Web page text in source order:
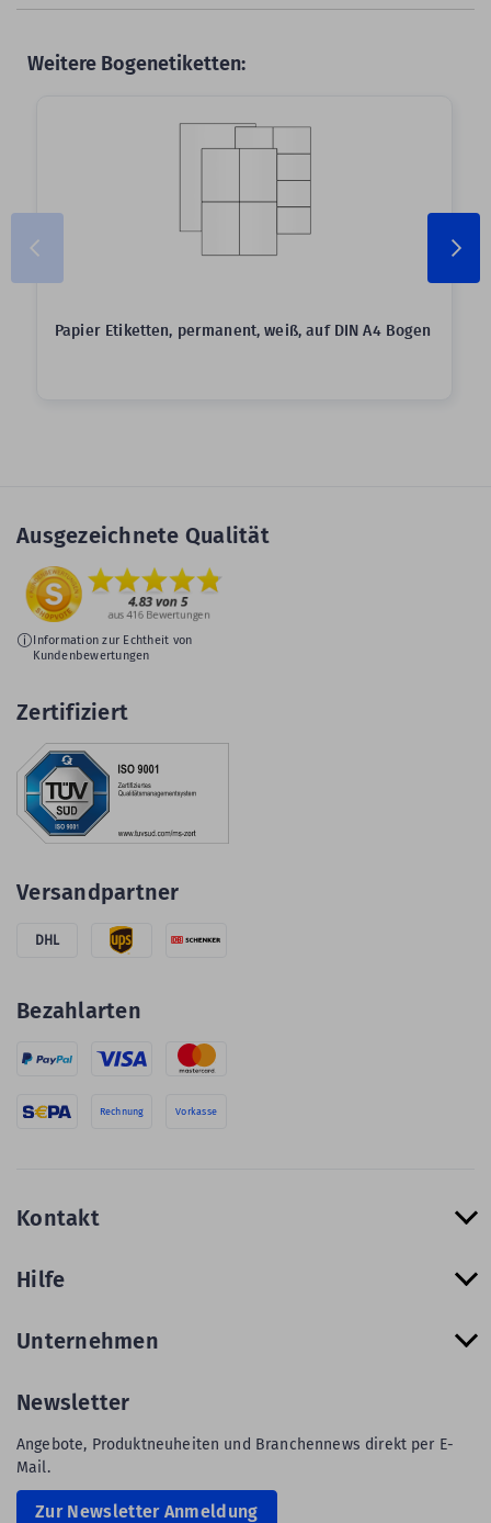
Weitere Bogenetiketten:
Papier Etiketten, permanent, weiß, auf DIN A4 Bogen
Ausgezeichnete Qualität
Information zur Echtheit von
Kundenbewertungen
Zertifiziert
Versandpartner
DHL
Bezahlarten
Rechnung Vorkasse
Kontakt
Hilfe
Unternehmen
Newsletter
Angebote, Produktneuheiten und Branchennews direkt per E-
Mail.
Zur Newsletter Anmeldung